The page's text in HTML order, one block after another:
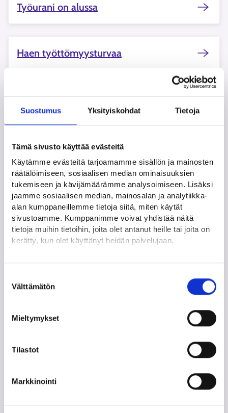
Suostumus Yksityiskohdat Tietoja
Tämä sivusto käyttää evästeitä
Käytämme evästeitä tarjoamamme sisällön ja mainosten
räätälöimiseen, sosiaalisen median ominaisuuksien
tukemiseen ja kävijämäärämme analysoimiseen. Lisäksi
jaamme sosiaalisen median, mainosalan ja analytiikka-
alan kumppaneillemme tietoja siitä, miten käytät
sivustoamme. Kumppanimme voivat yhdistää näitä
tietoja muihin tietoihin, joita olet antanut heille tai joita on
kerätty, kun olet käyttänyt heidän palvelujaan.
Löydät tietoa evästeiden käyttötarkoituksista
Lue tarkemmin
valinta
Välttämätön
Mieltymykset
Tilastot
Markkinointi
Työurani on alussa
Haen työttömyysturvaa
Haluan muutosta työelämääni
Työttömyyteni on jatkunut pitkään
Olen kiinnostunut itseni työllistämisestä
Yrityksen perustaminen kiinnostaa
minua
Haluan opiskella
Minut on lomautettu